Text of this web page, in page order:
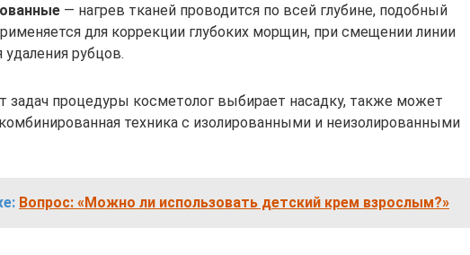
— нагрев тканей проводится по всей глубине, подобный
для коррекции глубоких морщин, при смещении линии
удаления рубцов.
задач процедуры косметолог выбирает насадку, также может
техника с изолированными и неизолированными
Вопрос: «Можно ли использовать детский крем взрослым?»